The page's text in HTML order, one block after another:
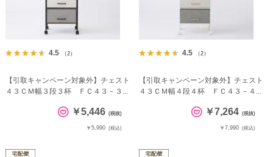
4.5 （2）
【引取キャンペーン対象外】チェスト
４３ＣＭ幅３段３杯 ＦＣ４３－３...
￥5,446 (税抜)
￥5,990 (税込)
4.5 （2）
【引取キャンペーン対象外】チェスト
４３ＣＭ幅４段４杯 ＦＣ４３－４...
￥7,264 (税抜)
￥7,990 (税込)